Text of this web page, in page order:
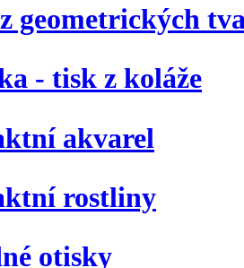
geometrických
- tisk z koláže
akvarel
rostliny
otisky